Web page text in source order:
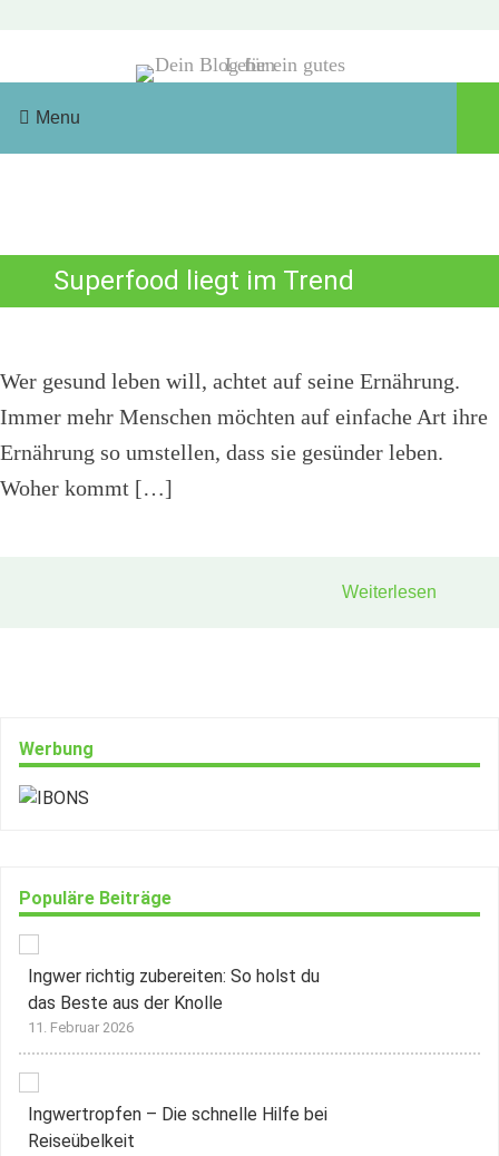
Menu
Superfood liegt im Trend
Wer gesund leben will, achtet auf seine Ernährung.
Immer mehr Menschen möchten auf einfache Art ihre
Ernährung so umstellen, dass sie gesünder leben.
Woher kommt […]
Weiterlesen
Werbung
Populäre Beiträge
Ingwer richtig zubereiten: So holst du
das Beste aus der Knolle
11. Februar 2026
Ingwertropfen – Die schnelle Hilfe bei
Reiseübelkeit